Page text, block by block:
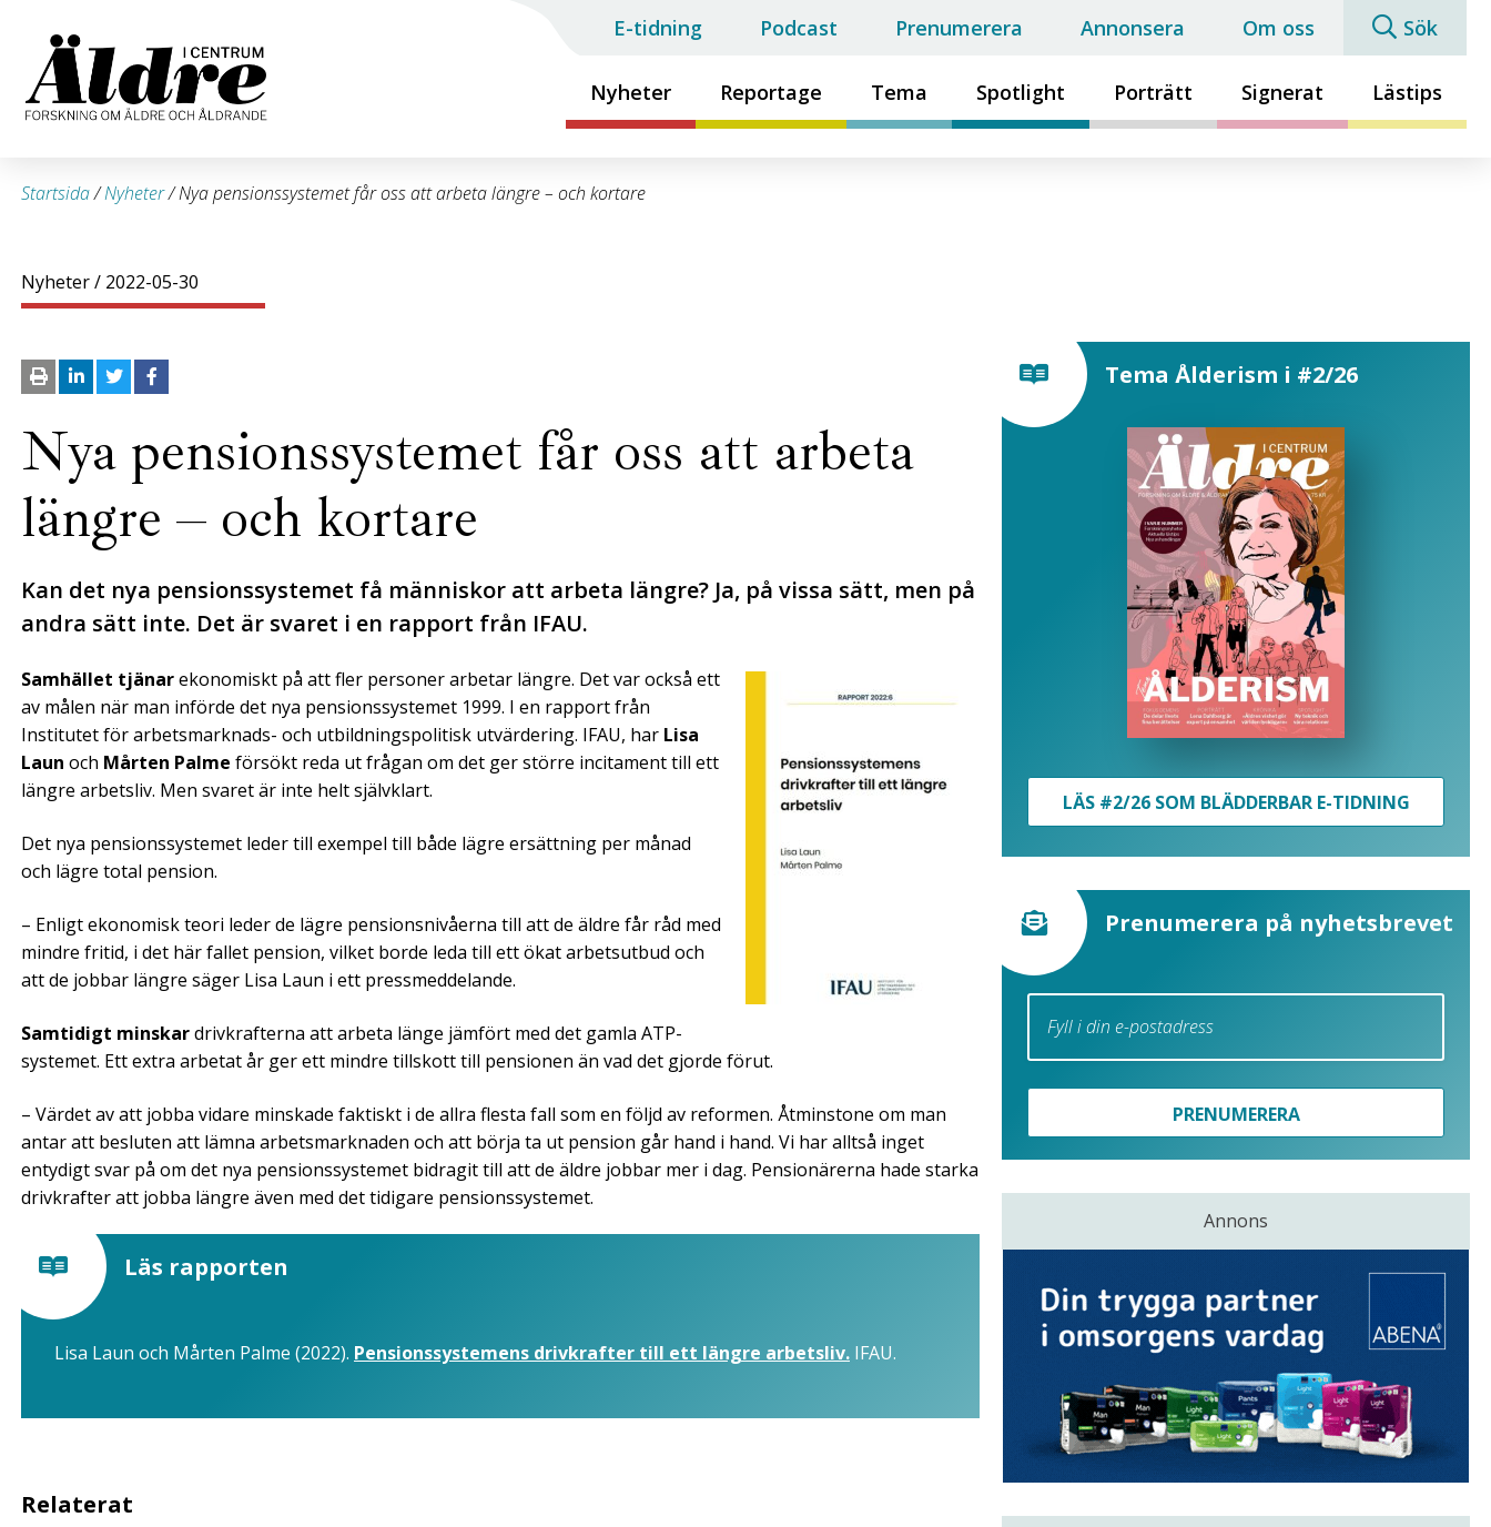
Nyheter Reportage Tema Spotlight Porträtt Signerat Lästips
E-tidning Podcast Prenumerera Annonsera Om oss Sök
Startsida/Nyheter/Nya pensionssystemet får oss att arbeta längre – och kortare
Nyheter/ 2022-05-30
Nya pensionssystemet får oss att arbeta
längre – och kortare
Kan det nya pensionssystemet få människor att arbeta längre? Ja, på vissa sätt, men på
andra sätt inte. Det är svaret i en rapport från IFAU.
Samhället tjänarekonomiskt på att fler personer arbetar längre. Det var också ett
av målen när man införde det nya pensionssystemet 1999. I en rapport från
Institutet för arbetsmarknads- och utbildningspolitisk utvärdering. IFAU, har Lisa
Laun och Mårten Palme försökt reda ut frågan om det ger större incitament till ett
längre arbetsliv. Men svaret är inte helt självklart.
Det nya pensionssystemet leder till exempel till både lägre ersättning per månad
och lägre total pension.
– Enligt ekonomisk teori leder de lägre pensionsnivåerna till att de äldre får råd med
mindre fritid, i det här fallet pension, vilket borde leda till ett ökat arbetsutbud och
att de jobbar längre säger Lisa Laun i ett pressmeddelande.
Samtidigt minskardrivkrafterna att arbeta länge jämfört med det gamla ATP-
systemet. Ett extra arbetat år ger ett mindre tillskott till pensionen än vad det gjorde förut.
– Värdet av att jobba vidare minskade faktiskt i de allra flesta fall som en följd av reformen. Åtminstone om man
antar att besluten att lämna arbetsmarknaden och att börja ta ut pension går hand i hand. Vi har alltså inget
entydigt svar på om det nya pensionssystemet bidragit till att de äldre jobbar mer i dag. Pensionärerna hade starka
drivkrafter att jobba längre även med det tidigare pensionssystemet.
Läs rapporten
Lisa Laun och Mårten Palme (2022). Pensionssystemens drivkrafter till ett längre arbetsliv. IFAU.
Relaterat
Tema Ålderism i #2/26
LÄS #2/26 SOM BLÄDDERBAR E-TIDNING
Prenumerera på nyhetsbrevet
PRENUMERERA
Annons